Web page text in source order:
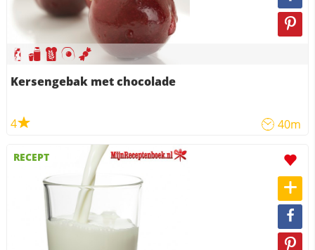
Kersengebak met chocolade
4 40m
RECEPT